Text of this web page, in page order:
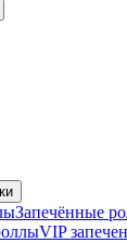
Запечённые
VIP